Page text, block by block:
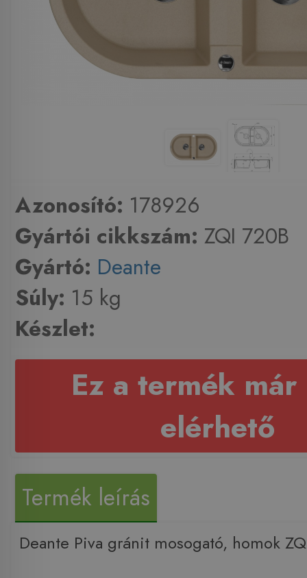
Azonosító: 178926
Gyártói cikkszám: ZQI 720B
Gyártó: Deante
Súly: 15 kg
Készlet:
Ez a termék már
elérhető
Termék leírás
Deante Piva gránit mosogató, homok